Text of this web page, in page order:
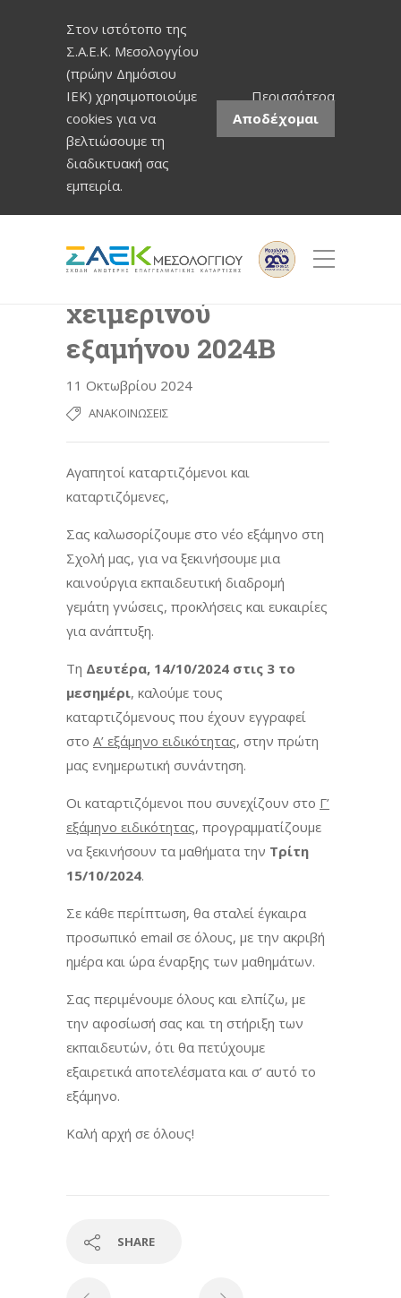
Στον ιστότοπο της
Σ.Α.Ε.Κ. Μεσολογγίου
(πρώην Δημόσιου
ΙΕΚ) χρησιμοποιούμε
cookies για να
βελτιώσουμε τη
διαδικτυακή σας
εμπειρία.
Περισσότερα
Αποδέχομαι
Έναρξη μαθημάτων
χειμερινού
εξαμήνου 2024Β
11 Οκτωβρίου 2024
ΑΝΑΚΟΙΝΏΣΕΙΣ
Αγαπητοί καταρτιζόμενοι και
καταρτιζόμενες,
Σας καλωσορίζουμε στο νέο εξάμηνο στη
Σχολή μας, για να ξεκινήσουμε μια
καινούργια εκπαιδευτική διαδρομή
γεμάτη γνώσεις, προκλήσεις και ευκαιρίες
για ανάπτυξη.
Τη Δευτέρα, 14/10/2024 στις 3 το
μεσημέρι, καλούμε τους
καταρτιζόμενους που έχουν εγγραφεί
στο Α’ εξάμηνο ειδικότητας, στην πρώτη
μας ενημερωτική συνάντηση.
Οι καταρτιζόμενοι που συνεχίζουν στο Γ’
εξάμηνο ειδικότητας, προγραμματίζουμε
να ξεκινήσουν τα μαθήματα την Τρίτη
15/10/2024.
Σε κάθε περίπτωση, θα σταλεί έγκαιρα
προσωπικό email σε όλους, με την ακριβή
ημέρα και ώρα έναρξης των μαθημάτων.
Σας περιμένουμε όλους και ελπίζω, με
την αφοσίωσή σας και τη στήριξη των
εκπαιδευτών, ότι θα πετύχουμε
εξαιρετικά αποτελέσματα και σ’ αυτό το
εξάμηνο.
Καλή αρχή σε όλους!
SHARE